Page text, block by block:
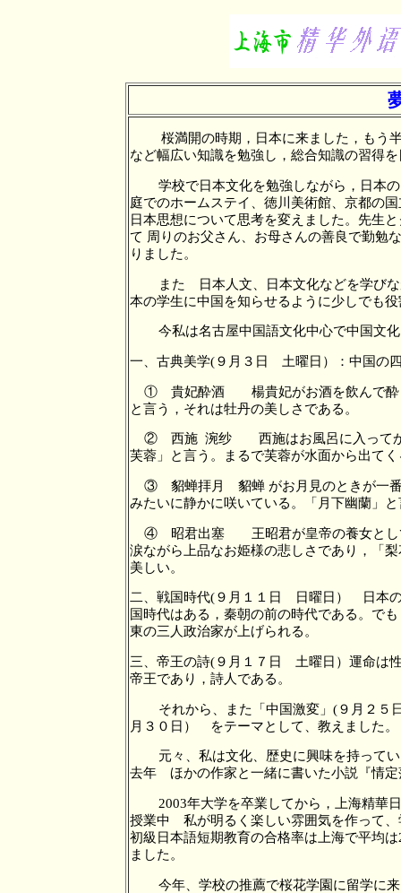
桜満開の時期，日本に来ました，もう
など幅広い知識を勉強し，総合知識の習得
学校で日本文化を勉強しながら，日本
庭でのホームステイ、徳川美術館、京都の
日本思想について思考を変えました。先生
て 周りのお父さん、お母さんの善良で勤勉
りました。
また 日本人文、日本文化などを学び
本の学生に中国を知らせるように少しでも
今私は名古屋中国語文化中心で中国文
一、古典美学(９月３日 土曜日）：中国
① 貴妃酔酒 楊貴妃がお酒を飲んで酔っ
と言う，それは牡丹の美しさである。
② 西施 涴纱 西施はお風呂に入ってか
芙蓉」と言う。まるで芙蓉が水面から出て
③ 貂蝉拝月 貂蝉 がお月見のときが一番
みたいに静かに咲いている。「月下幽蘭」
④ 昭君出塞 王昭君が皇帝の養女として
涙ながら上品なお姫様の悲しさであり，「
美しい。
二、戦国時代(９月１１日 日曜日） 日本の
国時代はある，秦朝の前の時代である。で
東の三人政治家が上げられる。
三、帝王の詩(９月１７日 土曜日）運命は
帝王であり，詩人である。
それから、また「中国激変」(９月２
月３０日） をテーマとして、教えました
元々、私は文化、歴史に興味を持って
去年 ほかの作家と一緒に書いた小説『情
2003年大学を卒業してから，上海精華
授業中 私が明るく楽しい雰囲気を作って
初級日本語短期教育の合格率は上海で平均
ました。
今年、学校の推薦で桜花学園に留学に